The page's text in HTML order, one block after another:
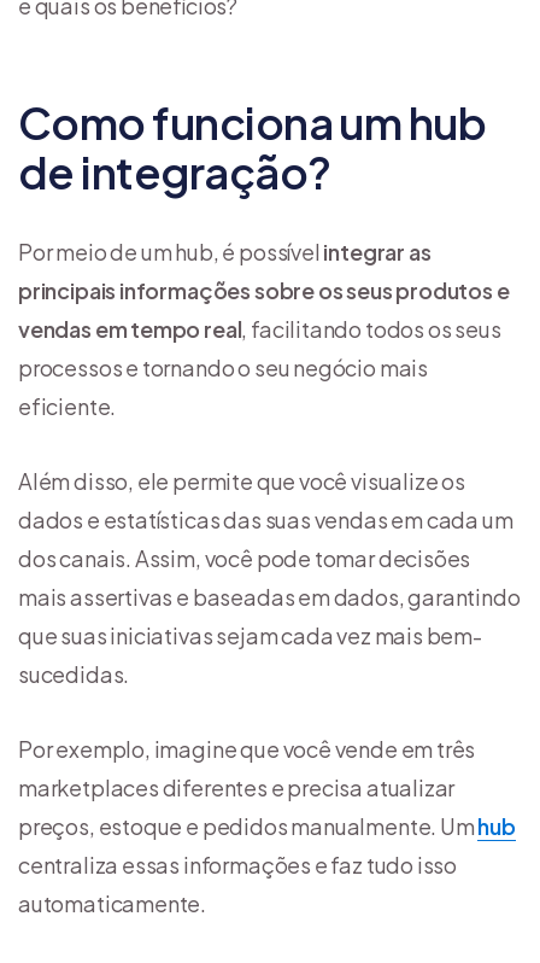
e quais os benefícios?
Como funciona um hub
de integração?
Por meio de um hub, é possível integrar as
principais informações sobre os seus produtos e
vendas em tempo real, facilitando todos os seus
processos e tornando o seu negócio mais
eficiente.
Além disso, ele permite que você visualize os
dados e estatísticas das suas vendas em cada um
dos canais. Assim, você pode tomar decisões
mais assertivas e baseadas em dados, garantindo
que suas iniciativas sejam cada vez mais bem-
sucedidas.
Por exemplo, imagine que você vende em três
marketplaces diferentes e precisa atualizar
preços, estoque e pedidos manualmente. Umhub
centraliza essas informações e faz tudo isso
automaticamente.